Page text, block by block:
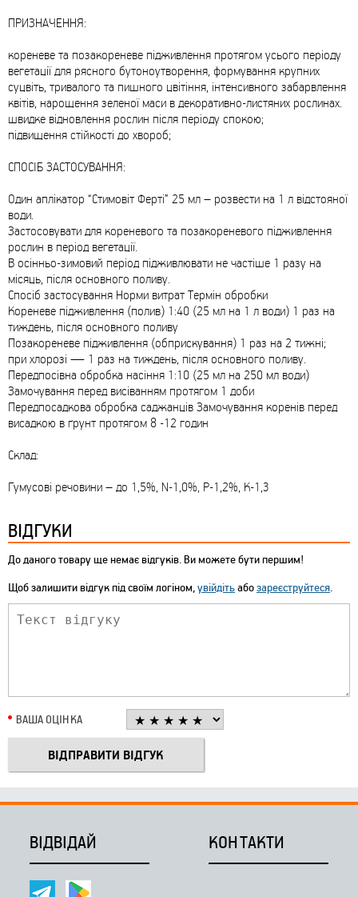
ПРИЗНАЧЕННЯ:
кореневе та позакореневе підживлення протягом усього періоду
вегетації для рясного бутоноутворення, формування крупних
суцвіть, тривалого та пишного цвітіння, інтенсивного забарвлення
квітів, нарощення зеленої маси в декоративно-листяних рослинах.
швидке відновлення рослин після періоду спокою;
підвищення стійкості до хвороб;
СПОСІБ ЗАСТОСУВАННЯ:
Один аплікатор “Стимовіт Ферті” 25 мл – розвести на 1 л відстояної
води.
Застосовувати для кореневого та позакореневого підживлення
рослин в період вегетації.
В осінньо-зимовий період підживлювати не частіше 1 разу на
місяць, після основного поливу.
Спосіб застосування Норми витрат Термін обробки
Кореневе підживлення (полив) 1:40 (25 мл на 1 л води) 1 раз на
тиждень, після основного поливу
Позакореневе підживлення (обприскування) 1 раз на 2 тижні;
при хлорозі — 1 раз на тиждень, після основного поливу.
Передпосівна обробка насіння 1:10 (25 мл на 250 мл води)
Замочування перед висіванням протягом 1 доби
Передпосадкова обробка саджанців Замочування коренів перед
висадкою в ґрунт протягом 8 -12 годин
Склад:
Гумусові речовини – до 1,5%, N-1,0%, Р-1,2%, К-1,3
ВІДГУКИ
До даного товару ще немає відгуків. Ви можете бути першим!
Щоб залишити відгук під своїм логіном,увійдітьабозареєструйтеся.
ВАША ОЦІНКА
ВІДВІДАЙ КОНТАКТИ